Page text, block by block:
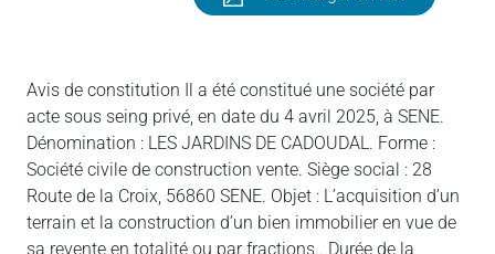
Avis de constitution Il a été constitué une société par
acte sous seing privé, en date du 4 avril 2025, à SENE.
Dénomination : LES JARDINS DE CADOUDAL. Forme :
Société civile de construction vente. Siège social : 28
Route de la Croix, 56860 SENE. Objet : L’acquisition d’un
terrain et la construction d’un bien immobilier en vue de
sa revente en totalité ou par fractions.. Durée de la